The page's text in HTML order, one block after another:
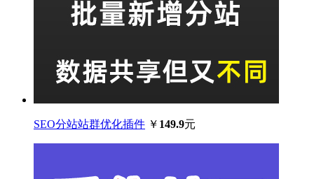
SEO分站站群优化插件 ￥ 149.9元